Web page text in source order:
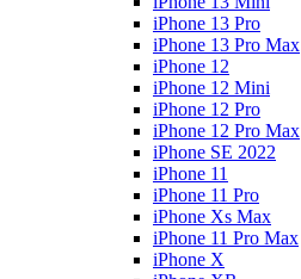
iPhone 13 Pro
iPhone 13 Pro Max
iPhone 12
iPhone 12 Mini
iPhone 12 Pro
iPhone 12 Pro Max
iPhone SE 2022
iPhone 11
iPhone 11 Pro
iPhone Xs Max
iPhone 11 Pro Max
iPhone X